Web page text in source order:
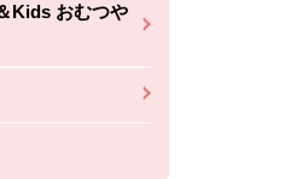
Kids おむつや